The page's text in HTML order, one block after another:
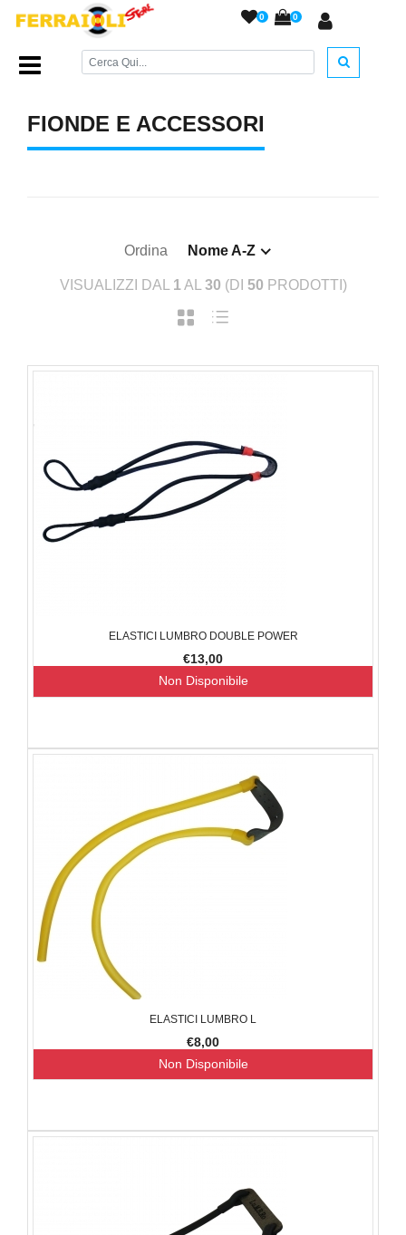
0 0
Home Page/TEMPO LIBERO/Fionde e Accessori
FIONDE E ACCESSORI
Ordina Nome A-Z
VISUALIZZI DAL 1 AL 30 (DI 50 PRODOTTI)
ELASTICI LUMBRO DOUBLE POWER
€13,00
Non Disponibile
ELASTICI LUMBRO L
€8,00
Non Disponibile